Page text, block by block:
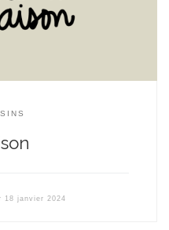
18 janvier 2024